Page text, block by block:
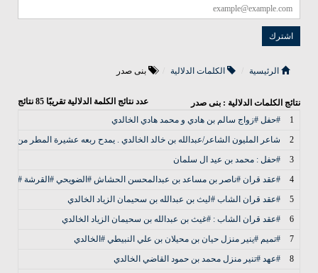
الرئيسية الكلمات الدلالية بنی صدر
نتائج الكلمات الدلالية : بنی صدر عدد نتائج الكلمة الدلالية تقريبًا 85 نتائج
1
#حفل #زواج سالم بن هادي و محمد هادي الخالدي
2
شاعر المليون الشاعر/عبدالله بن خالد الخالدي . يمدح ربعه عشيرة المطر من بني
3
#حفل : محمد بن عيد ال سلمان
4
#عقد قران #ناصر بن مساعد بن عبدالمحسن الحشاش #الضويحي #القرشة
5
#عقد قران الشاب #ليث بن عبدالله بن سحيمان الزياد الخالدي
6
#عقد قران الشاب : #غيث بن عبدالله بن سحيمان الزياد الخالدي
7
#تميم #ينير منزل حيان بن محيلان بن علي النبيطي #الخالدي
8
#عهد #تنير منزل محمد بن حمود القاضي الخالدي